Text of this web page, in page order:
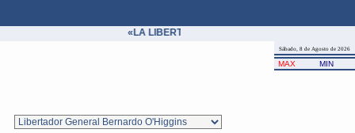
«LA LIBERTAD ES UN BIEN COMÚN Y,
Sábado, 8 de Agosto de 2026
MAX MIN